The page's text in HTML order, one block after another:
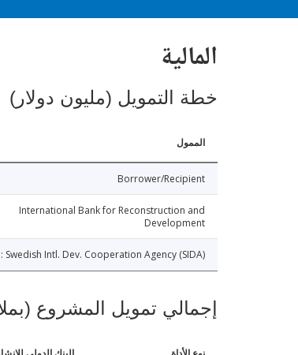
المالية
خطة التمويل (مليون دولار)
الممول
Borrower/Recipient
International Bank for Reconstruction and
Development
Swedish Intl. Dev. Cooperation Agency (SIDA)
إجمالي تمويل المشروع